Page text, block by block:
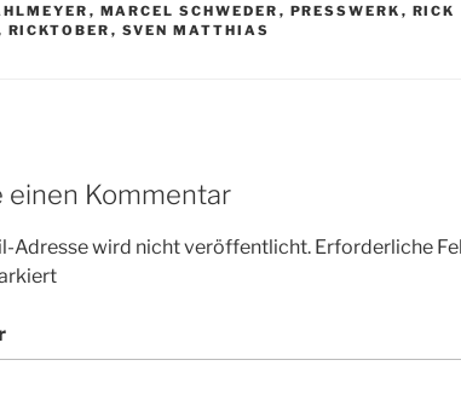
, MARCEL SCHWEDER , PRESSWERK , RICK
RICKTOBER , SVEN MATTHIAS
einen Kommentar
Adresse wird nicht veröffentlicht. Erforderliche